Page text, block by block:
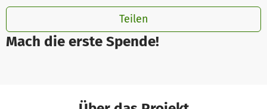
Mach die erste Spende!
Teilen